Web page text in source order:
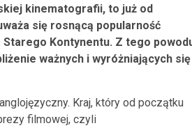
kinematografii, to już od
się rosnącą popularność
Kontynentu. Z tego
ważnych i wyróżniających się
Kraj, który od początku
filmowej, czyli